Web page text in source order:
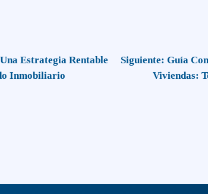
Estrategia Rentable
Inmobiliario
Siguiente: Guía
Viviendas: